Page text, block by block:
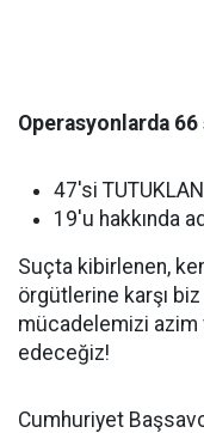
Operasyonlarda 66
47'si
19'u hakkında
Suçta kibirlenen,
örgütlerine karşı
mücadelemizi azim
edeceğiz!
Cumhuriyet